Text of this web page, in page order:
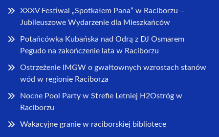
XXXV Festiwal „Spotkałem Pana” w Raciborzu –
Jubileuszowe Wydarzenie dla Mieszkańców
Potańcówka Kubańska nad Odrą z DJ Osmarem
Pegudo na zakończenie lata w Raciborzu
Ostrzeżenie IMGW o gwałtownych wzrostach stanów
wód w regionie Raciborza
Nocne Pool Party w Strefie Letniej H2Ostróg w
Raciborzu
Wakacyjne granie w raciborskiej bibliotece